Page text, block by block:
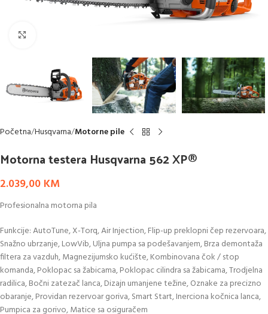
Početna Husqvarna Motorne pile
Motorna testera Husqvarna 562 XP®
2.039,00 KM
Profesionalna motorna pila
Funkcije: AutoTune, X-Torq, Air Injection, Flip-up preklopni čep rezervoara,
Snažno ubrzanje, LowVib, Uljna pumpa sa podešavanjem, Brza demontaža
filtera za vazduh, Magnezijumsko kućište, Kombinovana čok / stop
komanda, Poklopac sa žabicama, Poklopac cilindra sa žabicama, Trodjelna
radilica, Bočni zatezač lanca, Dizajn umanjene težine, Oznake za precizno
obaranje, Providan rezervoar goriva, Smart Start, Inerciona kočnica lanca,
Pumpica za gorivo, Matice sa osiguračem